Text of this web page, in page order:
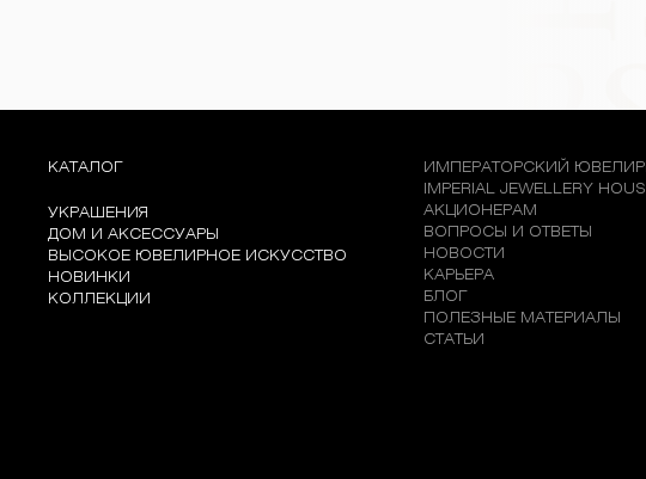
КАТАЛОГ
УКРАШЕНИЯ
ДОМ И АКСЕССУАРЫ
ВЫСОКОЕ ЮВЕЛИРНОЕ ИСКУССТВО
НОВИНКИ
КОЛЛЕКЦИИ
ИМПЕРАТОРСКИЙ
IMPERIAL JEWELLERY
АКЦИОНЕРАМ
ВОПРОСЫ И ОТВЕТЫ
НОВОСТИ
КАРЬЕРА
БЛОГ
ПОЛЕЗНЫЕ МАТЕРИАЛЫ
СТАТЬИ